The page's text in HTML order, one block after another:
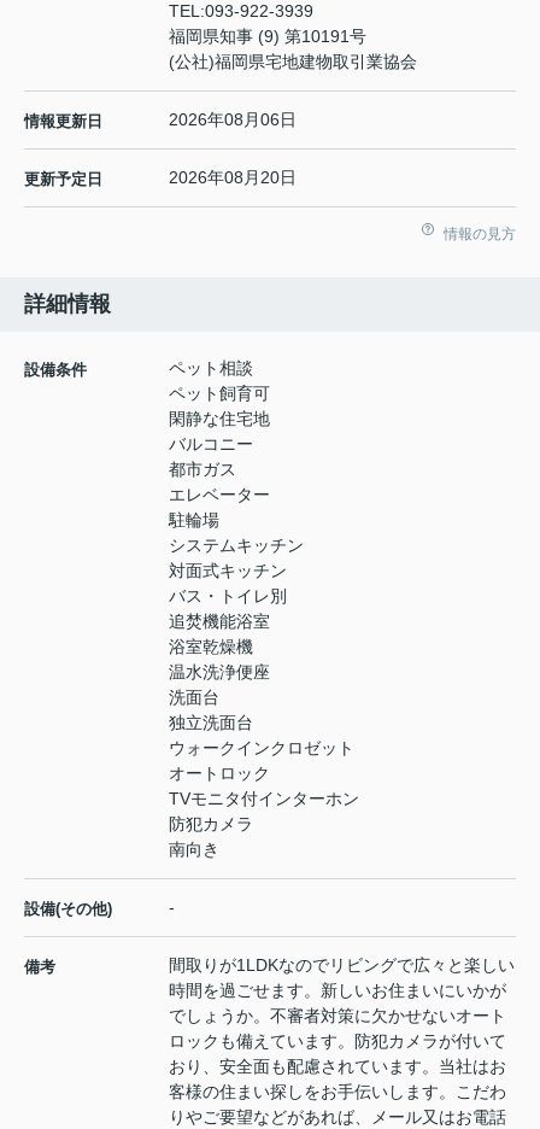
TEL:093-922-3939
福岡県知事 (9) 第10191号
(公社)福岡県宅地建物取引業協会
情報更新日 2026年08月06日
更新予定日 2026年08月20日
情報の見方
詳細情報
設備条件
ペット相談
ペット飼育可
閑静な住宅地
バルコニー
都市ガス
エレベーター
駐輪場
システムキッチン
対面式キッチン
バス・トイレ別
追焚機能浴室
浴室乾燥機
温水洗浄便座
洗面台
独立洗面台
ウォークインクロゼット
オートロック
TVモニタ付インターホン
防犯カメラ
南向き
設備(その他) -
備考
間取りが1LDKなのでリビングで広々と楽しい
時間を過ごせます。新しいお住まいにいかが
でしょうか。不審者対策に欠かせないオート
ロックも備えています。防犯カメラが付いて
おり、安全面も配慮されています。当社はお
客様の住まい探しをお手伝いします。こだわ
りやご要望などがあれば、メール又はお電話